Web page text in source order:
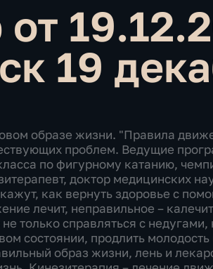
19
образе жизни. "Правила
проблем. Ведущие
по фигурному катанию,
доктор медицинских
как вернуть здоровье с
лечит, неправильное –
только справляться с
состоянии, продлить
образ жизни, лень и